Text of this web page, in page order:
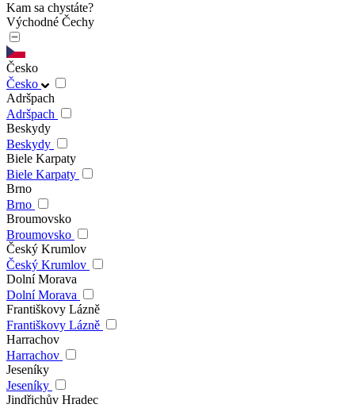
Kam sa chystáte?
Východné Čechy
Česko
Česko
Adršpach
Adršpach
Beskydy
Beskydy
Biele Karpaty
Biele Karpaty
Brno
Brno
Broumovsko
Broumovsko
Český Krumlov
Český Krumlov
Dolní Morava
Dolní Morava
Františkovy Lázně
Františkovy Lázně
Harrachov
Harrachov
Jeseníky
Jeseníky
Jindřichův Hradec